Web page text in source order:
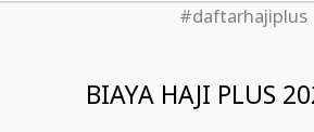
#daftarhajiplus
BIAYA HAJI PLUS